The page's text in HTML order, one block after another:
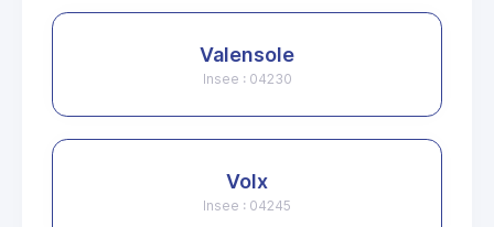
Valensole
Insee : 04230
Volx
Insee : 04245